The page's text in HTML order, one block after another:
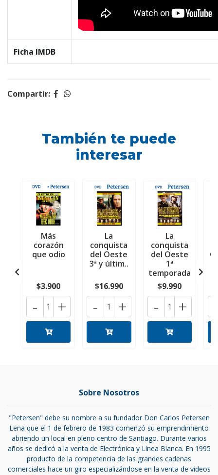
Ficha IMDB
Compartir:
También te puede
interesar
Más
corazón
que odio
$3.900
+
-
La
conquista
del Oeste
3ª y últim..
$16.990
+
-
La
conquista
del Oeste
1ª
temporada
$9.990
+
-
Sobre Nosotros
"Petersen" debe su nombre a su fundador Don Carlos Petersen
Lena que el 1 de febrero de 1983 comenzó su emprendimiento
abriendo un local en pleno centro de Santiago. Durante varios
años se dedicó a la venta de Electrónica y Línea Blanca. En 1995
producto de la competencia de las grandes cadenas
comerciales hace un giro especializándose en la venta de videos